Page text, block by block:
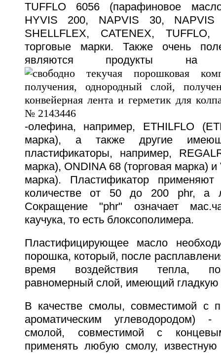
TUFFLO 6056 (парафиновое
HYVIS 200, NAPVIS 30,
SHELLFLEX, CATENEX,
торговые марки. Также очень
являются продукты на
-олефина, например, ETHILFLO
марка), а также другие
пластификаторы, например,
марка), ONDINA 68 (торговая марка) и
марка). Пластификатор применяют
количестве от 50 до 200 phr, а
Сокращение "phr" означает
каучука, то есть блоксополимера.
Пластифицирующее масло
порошка, который, после
время воздействия тепла,
равномерный слой, имеющий гладкую
В качестве смолы, совместимой с
ароматическим углеводородом)
смолой, совместимой с
применять любую смолу,